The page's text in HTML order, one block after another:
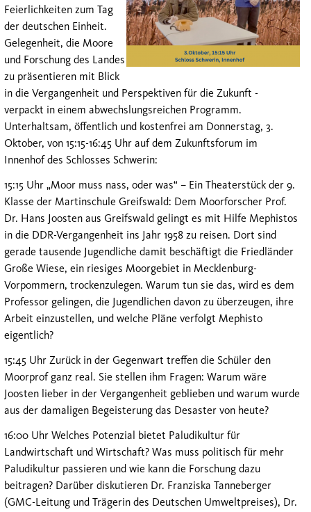
Feierlichkeiten zum Tag
der deutschen Einheit.
Gelegenheit, die Moore
und Forschung des Landes
zu präsentieren mit Blick
in die Vergangenheit und Perspektiven für die Zukunft -
verpackt in einem abwechslungsreichen Programm.
Unterhaltsam, öffentlich und kostenfrei am Donnerstag, 3.
Oktober, von 15:15-16:45 Uhr auf dem Zukunftsforum im
Innenhof des Schlosses Schwerin:
15:15 Uhr „Moor muss nass, oder was“ – Ein Theaterstück der 9.
Klasse der Martinschule Greifswald: Dem Moorforscher Prof.
Dr. Hans Joosten aus Greifswald gelingt es mit Hilfe Mephistos
in die DDR-Vergangenheit ins Jahr 1958 zu reisen. Dort sind
gerade tausende Jugendliche damit beschäftigt die Friedländer
Große Wiese, ein riesiges Moorgebiet in Mecklenburg-
Vorpommern, trockenzulegen. Warum tun sie das, wird es dem
Professor gelingen, die Jugendlichen davon zu überzeugen, ihre
Arbeit einzustellen, und welche Pläne verfolgt Mephisto
eigentlich?
15:45 Uhr Zurück in der Gegenwart treffen die Schüler den
Moorprof ganz real. Sie stellen ihm Fragen: Warum wäre
Joosten lieber in der Vergangenheit geblieben und warum wurde
aus der damaligen Begeisterung das Desaster von heute?
16:00 Uhr Welches Potenzial bietet Paludikultur für
Landwirtschaft und Wirtschaft? Was muss politisch für mehr
Paludikultur passieren und wie kann die Forschung dazu
beitragen? Darüber diskutieren Dr. Franziska Tanneberger
(GMC-Leitung und Trägerin des Deutschen Umweltpreises), Dr.